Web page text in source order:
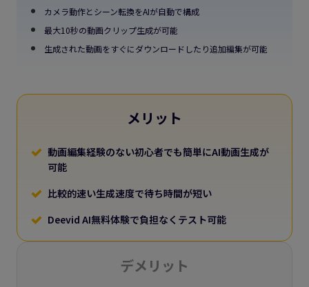
カメラ動作とシーン転換をAIが自動で構成
最大10秒の動画クリップ生成が可能
生成された動画をすぐにダウンロードしたり追加編集が可能
メリット
動画編集経験のない初心者でも簡単にAI動画生成が
可能
比較的速い生成速度で待ち時間が短い
Deevid AI無料体験で負担なくテスト可能
デメリット